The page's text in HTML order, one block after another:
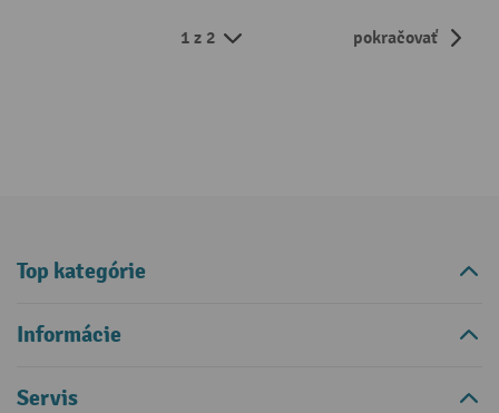
1 z 2 pokračovať
Top kategórie
Informácie
Servis